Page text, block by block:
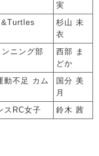
実
杉山 未
衣
ニング部
西部 ま
どか
動不足 カム
国分 美
月
スRC女子 鈴木 茜